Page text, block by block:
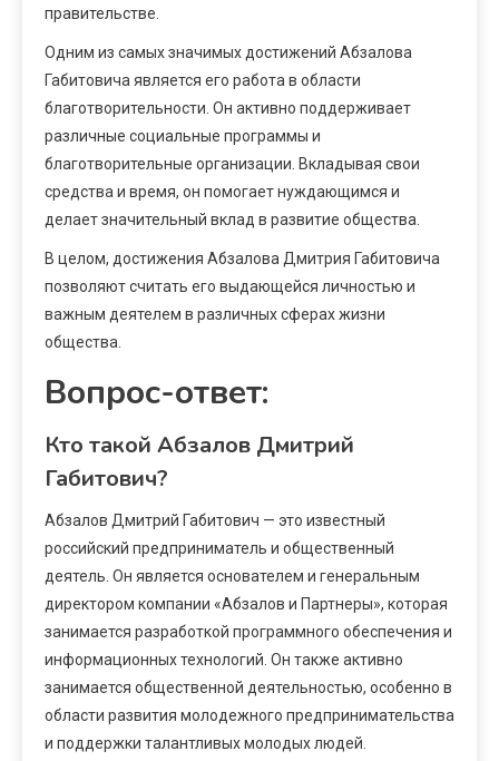
правительстве.
Одним из самых значимых достижений Абзалова
Габитовича является его работа в области
благотворительности. Он активно поддерживает
различные социальные программы и
благотворительные организации. Вкладывая свои
средства и время, он помогает нуждающимся и
делает значительный вклад в развитие общества.
В целом, достижения Абзалова Дмитрия Габитовича
позволяют считать его выдающейся личностью и
важным деятелем в различных сферах жизни
общества.
Вопрос-ответ:
Кто такой Абзалов Дмитрий
Габитович?
Абзалов Дмитрий Габитович — это известный
российский предприниматель и общественный
деятель. Он является основателем и генеральным
директором компании «Абзалов и Партнеры», которая
занимается разработкой программного обеспечения и
информационных технологий. Он также активно
занимается общественной деятельностью, особенно в
области развития молодежного предпринимательства
и поддержки талантливых молодых людей.